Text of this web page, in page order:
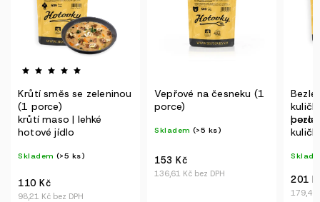
Krůtí směs se zeleninou
(1 porce)
krůtí maso | lehké
hotové jídlo
Skladem (>5 ks)
98,21 Kč bez DPH
110 Kč
Vepřové na česneku (1
porce)
Skladem (>5 ks)
136,61 Kč bez DPH
153 Kč
porce)
Skladem
179,46
201 Kč